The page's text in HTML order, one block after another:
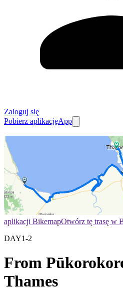
Zaloguj się
Pobierz aplikacjęApp
aplikacji BikemapOtwórz tę trasę w
DAY1-2
From
Thames